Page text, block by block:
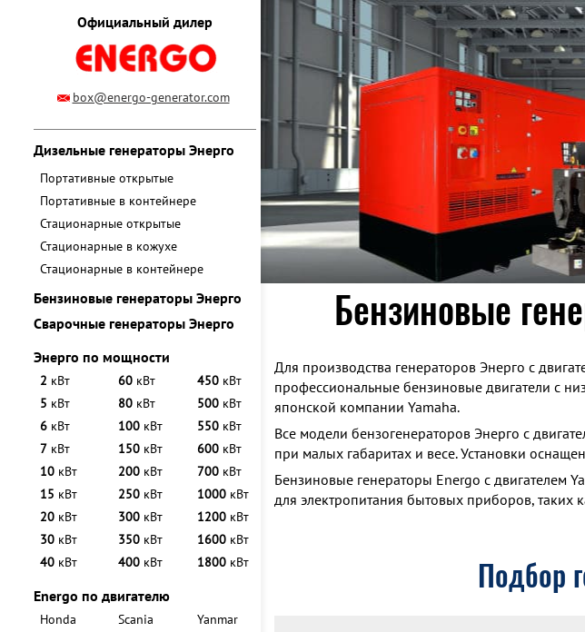
Официальный дилер
box@energo-generator.com
Дизельные генераторы Энерго
Портативные открытые
Портативные в контейнере
Стационарные открытые
Стационарные в кожухе
Стационарные в контейнере
Бензиновые генераторы Энерго
Сварочные генераторы Энерго
Энерго по мощности
2 кВт
5 кВт
6 кВт
7 кВт
10 кВт
15 кВт
20 кВт
30 кВт
40 кВт
60 кВт
80 кВт
100 кВт
150 кВт
200 кВт
250 кВт
300 кВт
350 кВт
400 кВт
450 кВт
500 кВт
550 кВт
600 кВт
700 кВт
1000 кВт
1200 кВт
1600 кВт
1800 кВт
Energo по двигателю
Honda
Scania
Yanmar
Бензиновые
Для производства генераторов Энерго с
профессиональные бензиновые двигатели с
японской компании Yamaha.
Все модели бензогенераторов Энерго с
при малых габаритах и весе. Установки
Бензиновые генераторы Energo с двигателем
для электропитания бытовых приборов, таких
Подбор